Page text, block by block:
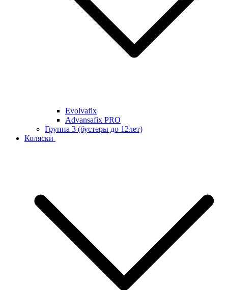
Evolvafix
Advansafix PRO
Группа 3 (бустеры до 12лет)
Коляски